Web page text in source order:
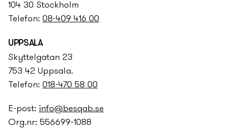
104 30 Stockholm
Telefon: 08-409 416 00
UPPSALA
Skyttelgatan 23
753 42 Uppsala.
Telefon: 018-470 58 00
E-post: info@besqab.se
Org.nr: 556699-1088